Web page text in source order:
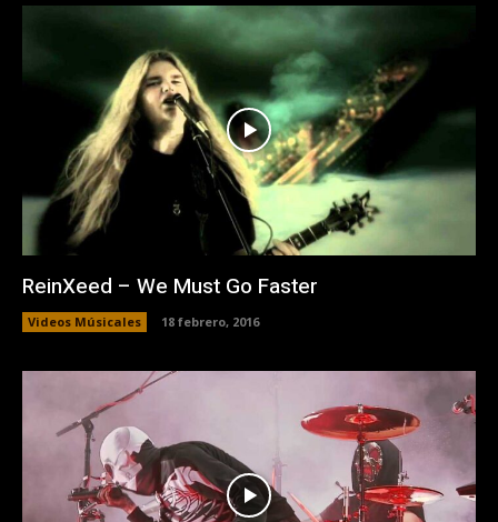
ReinXeed – We Must Go Faster
Videos Músicales 18 febrero, 2016